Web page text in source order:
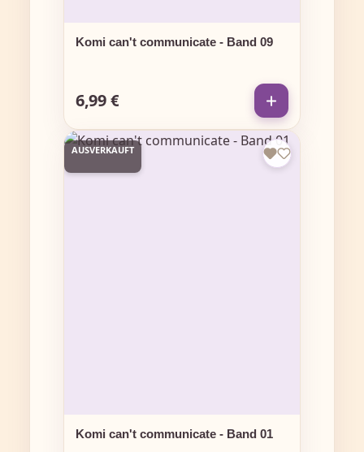
Komi can't communicate - Band 09
Regulärer Preis:
6,99 €
AUSVERKAUFT
Komi can't communicate - Band 01